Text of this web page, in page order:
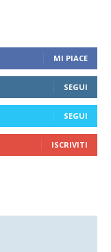
MI PIACE
SEGUI
SEGUI
ISCRIVITI